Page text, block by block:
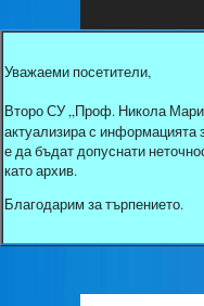
Уважаеми посетители,
Второ СУ „Проф. Никола
актуализира с информацията
е да бъдат допуснати
като архив.
Благодарим за търпението.